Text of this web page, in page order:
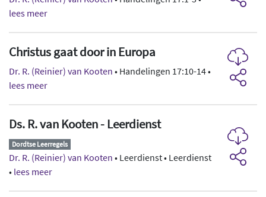
lees meer
Christus gaat door in Europa
Dr. R. (Reinier) van Kooten • Handelingen 17:10-14 •
lees meer
Ds. R. van Kooten - Leerdienst
Dordtse Leerregels
Dr. R. (Reinier) van Kooten • Leerdienst • Leerdienst
• lees meer